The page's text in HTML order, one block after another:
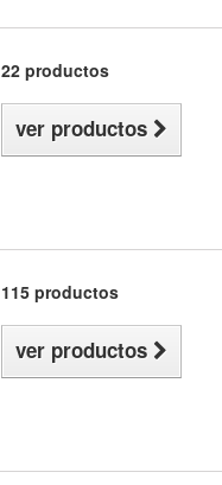
22 productos
ver productos
115 productos
ver productos